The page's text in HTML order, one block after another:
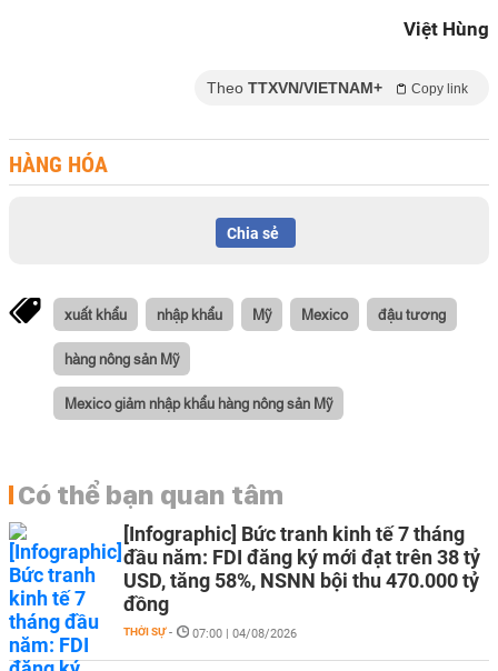
Việt Hùng
Theo TTXVN/VIETNAM+ Copy link
HÀNG HÓA
Chia sẻ
xuất khẩu nhập khẩu Mỹ Mexico đậu tương
hàng nông sản Mỹ
Mexico giảm nhập khẩu hàng nông sản Mỹ
Có thể bạn quan tâm
[Infographic] Bức tranh kinh tế 7 tháng
đầu năm: FDI đăng ký mới đạt trên 38 tỷ
USD, tăng 58%, NSNN bội thu 470.000 tỷ
đồng
THỜI SỰ - 07:00 | 04/08/2026